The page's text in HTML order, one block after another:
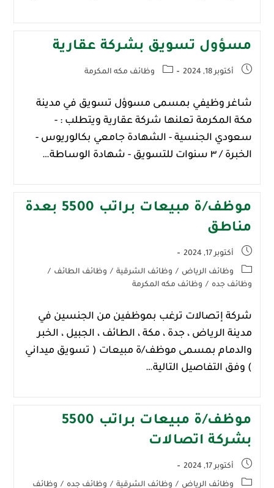
مسؤول تسويق بشركة عقارية
أكتوبر 18, 2024 وظائف مكه المكرمة
شاغر وظيفي بمسمى مسوؤل تسويق في مدينة
مكة المكرمة تعلنها شركة عقارية ويتطلب : -
سعودي الجنسية - الشهادة جامعي بكالوريوس -
الخبرة / ٣ سنوات للتسويق - شهادة الوساطة…
موظف/ة مبيعات براتب 5500 بعدة
مناطق
أكتوبر 17, 2024
وظائف الرياض / وظائف الشرقية / وظائف الطائف /
وظائف جده / وظائف مكه المكرمة
شركة إتصالات ترغب بموظفين من الجنسين في
‎مدينة الرياض ‎، جدة ‎، مكة ‎، الطائف ‎، الجبيل ‎، الخبر
‎والدمام بمسمى موظف/ة مبيعات ( تسويق ميداني
) وفق التفاصيل التالية…
موظف/ة مبيعات براتب 5500
بشركة اتصالات
أكتوبر 17, 2024
وظائف الرياض / وظائف الشرقية / وظائف جده / وظائف